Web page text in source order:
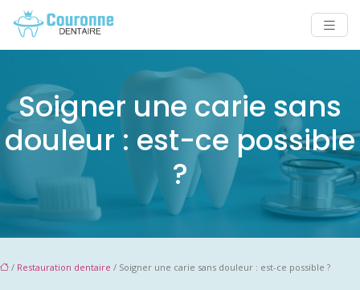
Soigner une carie sans
douleur : est-ce possible
?
/ Restauration dentaire / Soigner une carie sans douleur : est-ce possible ?